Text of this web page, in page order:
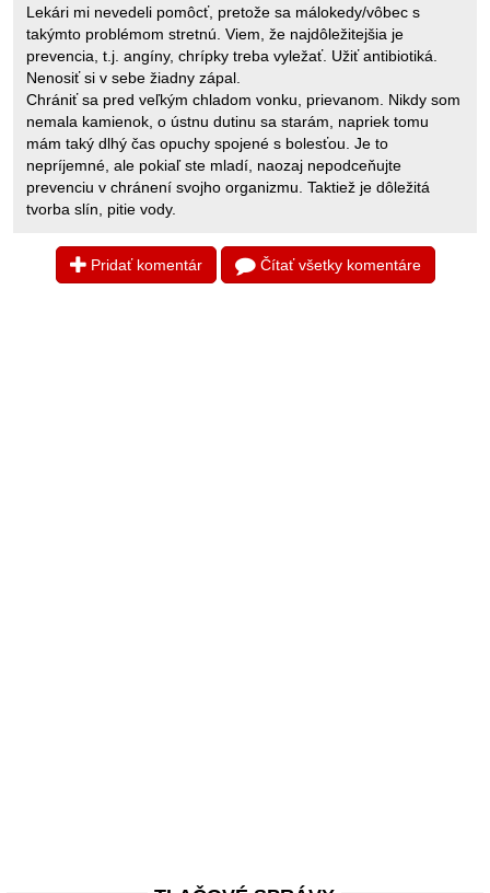
Lekári mi nevedeli pomôcť, pretože sa málokedy/vôbec s
takýmto problémom stretnú. Viem, že najdôležitejšia je
prevencia, t.j. angíny, chrípky treba vyležať. Užiť antibiotiká.
Nenosiť si v sebe žiadny zápal.
Chrániť sa pred veľkým chladom vonku, prievanom. Nikdy som
nemala kamienok, o ústnu dutinu sa starám, napriek tomu
mám taký dlhý čas opuchy spojené s bolesťou. Je to
nepríjemné, ale pokiaľ ste mladí, naozaj nepodceňujte
prevenciu v chránení svojho organizmu. Taktiež je dôležitá
tvorba slín, pitie vody.
Pridať komentár Čítať všetky komentáre